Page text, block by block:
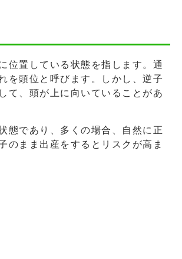
位置している状態を指します。通
を頭位と呼びます。しかし、逆子
て、頭が上に向いていることがあ
態であり、多くの場合、自然に正
のまま出産をするとリスクが高ま